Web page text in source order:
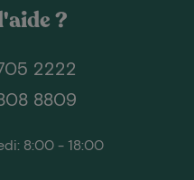
?
2222
8809
8:00 - 18:00